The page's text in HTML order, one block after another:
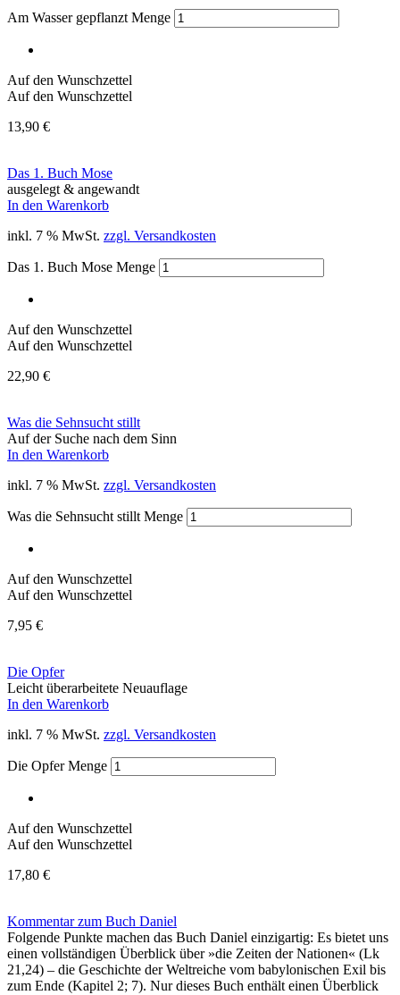
Am Wasser gepflanzt Menge
Auf den Wunschzettel
Auf den Wunschzettel
13,90 €
Das 1. Buch Mose
ausgelegt & angewandt
In den Warenkorb
inkl. 7 % MwSt. zzgl. Versandkosten
Das 1. Buch Mose Menge
Auf den Wunschzettel
Auf den Wunschzettel
22,90 €
Was die Sehnsucht stillt
Auf der Suche nach dem Sinn
In den Warenkorb
inkl. 7 % MwSt. zzgl. Versandkosten
Was die Sehnsucht stillt Menge
Auf den Wunschzettel
Auf den Wunschzettel
7,95 €
Die Opfer
Leicht überarbeitete Neuauflage
In den Warenkorb
inkl. 7 % MwSt. zzgl. Versandkosten
Die Opfer Menge
Auf den Wunschzettel
Auf den Wunschzettel
17,80 €
Kommentar zum Buch Daniel
Folgende Punkte machen das Buch Daniel einzigartig: Es bietet uns
einen vollständigen Überblick über »die Zeiten der Nationen« (Lk
21,24) – die Geschichte der Weltreiche vom babylonischen Exil bis
zum Ende (Kapitel 2; 7). Nur dieses Buch enthält einen Überblick